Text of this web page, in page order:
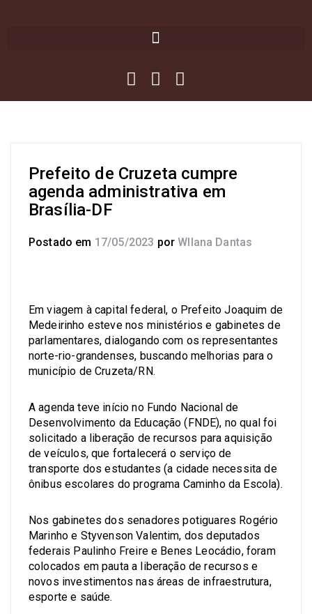
Prefeito de Cruzeta cumpre
agenda administrativa em
Brasília-DF
Postado em 17/05/2023 por Wllana Dantas
Em viagem à capital federal, o Prefeito Joaquim de
Medeirinho esteve nos ministérios e gabinetes de
parlamentares, dialogando com os representantes
norte-rio-grandenses, buscando melhorias para o
município de Cruzeta/RN.
A agenda teve início no Fundo Nacional de
Desenvolvimento da Educação (FNDE), no qual foi
solicitado a liberação de recursos para aquisição
de veículos, que fortalecerá o serviço de
transporte dos estudantes (a cidade necessita de
ônibus escolares do programa Caminho da Escola).
Nos gabinetes dos senadores potiguares Rogério
Marinho e Styvenson Valentim, dos deputados
federais Paulinho Freire e Benes Leocádio, foram
colocados em pauta a liberação de recursos e
novos investimentos nas áreas de infraestrutura,
esporte e saúde.